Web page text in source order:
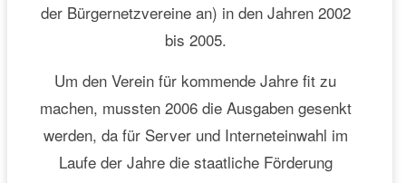
der Bürgernetzvereine an) in den Jahren 2002
bis 2005.
Um den Verein für kommende Jahre fit zu
machen, mussten 2006 die Ausgaben gesenkt
werden, da für Server und Interneteinwahl im
Laufe der Jahre die staatliche Förderung